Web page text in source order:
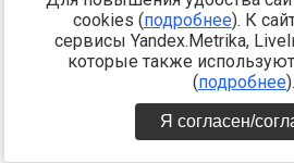
cookies (подробнее). К
сервисы Yandex.Metrika,
которые также
(подробнее).
Я согласен/